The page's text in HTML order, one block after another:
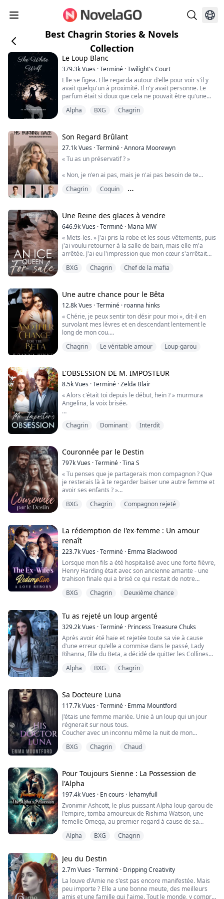
Best Chagrin Stories & Novels
Collection
Le Loup Blanc
379.3kVues ·Terminé ·Twilight's Court
Elle se figea. Elle regarda autour d'elle pour voir s'il y
avait quelqu'un à proximité. Il n'y avait personne. Le
parfum était si doux que cela ne pouvait être qu'une
quartiers du Roi. Puis elle l'entendit. Un son qui lui fit un
nœud à l'estomac et ...
Alpha BXG Chagrin
Son Regard Brûlant
27.1kVues ·Terminé ·Annora Moorewyn
« Tu as un préservatif ? »
« Non, je n'en ai pas, mais je n'ai pas besoin de te
cou.
« Essaie de ne pas faire de bruit. », il glissa sa main
sous l'élastique de mon legging.
Leah a 25 ans et a été adoptée. Après le divorce, elle
s'est retrouvée impliquée avec t...
Chagrin
Coquin
Une Reine des glaces à vendre
646.9kVues ·Terminé · Maria MW
« Mets-les. » J'ai pris la robe et les sous-vêtements, puis
j'ai voulu retourner à la salle de bain, mais elle m'a
arrêtée. J'ai eu l'impression que mon cœur s'arrêtait
ici. Laisse-moi te voir. » Je n'ai pas compris ce qu'elle
disait. J...
BXG Chagrin Chef de la mafia
Une autre chance pour le Bêta
12.8kVues ·Terminé · roanna hinks
« Chérie, je peux sentir ton désir pour moi », dit-il en
survolant mes lèvres et en descendant lentement le
long de mon cou.
« Theo, s'il te plaît... » dis-je, mais cela sort comme un
Je peux sentir le sourire sur ses lèvres alors qu'il
s'attarde sur mon cou.
« Je sais que tu me veux, Hayley », dit-il.
Il déplace ses deux mains vers ma taille, son parfum
m'enveloppant, me transfor...
Chagrin Le véritable amour Loup-garou
L'OBSESSION DE M. IMPOSTEUR
8.5kVues ·Terminé ·Zelda Blair
« Alors c'était toi depuis le début, hein ? » murmura
Angelina, la voix brisée.
amour ? M'as-tu jamais aimé, ou n'était-ce qu'un jeu
confiance aveuglément pendant que tu me manipulais
comme une marionnette qui ne dansait qu'à ton ryth...
Chagrin Dominant Interdit
Couronnée par le Destin
797kVues ·Terminé ·Tina S
« Tu penses que je partagerais mon compagnon ? Que
je resterais là à te regarder baiser une autre femme et
avoir ses enfants ? »
fois qu'elle serait enceinte, je ne la toucherais plus. » La
« Tu es incroyable. Je préfère accepter ton rejet que de
vivre comme ça. »
——
En t...
BXG Chagrin Compagnon rejeté
La rédemption de l'ex-femme : Un amour
renaît
223.7kVues ·Terminé · Emma Blackwood
Lorsque mon fils a été hospitalisé avec une forte fièvre,
Henry Harding était avec son ancienne amante - une
trahison finale qui a brisé ce qui restait de notre
La douleur de ma grossesse hors mariage est une
l'enfant a disparu sans laisser de trace. Juste au
moment où j'étais sur le point de mettre fin à mes
jours, Henry est interven...
BXG Chagrin Deuxième chance
Tu as rejeté un loup argenté
329.2kVues ·Terminé · Princess Treasure Chuks
Après avoir été haïe et rejetée toute sa vie à cause
d'une erreur qu'elle a commise dans le passé, Lady
Rihanna, fille du Beta, a décidé de quitter les Collines
Errant comme une renégate, elle a intensifié ses
Accompagnée de son loup argenté, elle était prête à
déchaîner l'enfer sur tous ceux qui l'avaient rejetée,
mais el...
Alpha BXG Chagrin
Sa Docteure Luna
117.7kVues ·Terminé · Emma Mountford
J'étais une femme mariée. Unie à un loup qui un jour
régnerait sur nous tous.
Coucher avec un inconnu même la nuit de mon
bon nom de ma famille. Cela pourrait même mettre
"Oh." Un gémissement haletant s'échappa de mes
lèvres alors qu'il me pénétrait avec la pointe de son
gros sexe. "S'il te-"
Il me transperça d'un ...
BXG Chagrin Chaud
Pour Toujours Sienne : La Possession de
l'Alpha
197.4kVues · En cours · lehamyfull
Zvonimir Ashcott, le plus puissant Alpha loup-garou de
l'empire, tomba amoureux de Rishima Watson, une
femelle Omega, au premier regard à cause de sa
Zvonimir jura devant Dieu qu'il aimerait Rishima pour
femme.
Zvonimir dit, « Rishima, tu ne peux pa...
Alpha BXG Chagrin
Jeu du Destin
2.7mVues ·Terminé · Dripping Creativity
La louve d'Amie ne s'est pas encore manifestée. Mais
peu importe ? Elle a une bonne meute, des meilleurs
amis et une famille qui l'aime. Tout le monde, y compris